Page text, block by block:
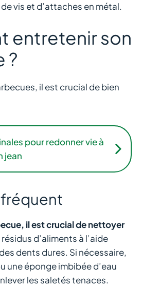
vis et d’attaches en métal.
entretenir son
?
il est crucial de bien
pour redonner vie à
jean
il est crucial de nettoyer
d’aliments à l’aide
dents dures. Si nécessaire,
une éponge imbibée d’eau
les saletés tenaces.